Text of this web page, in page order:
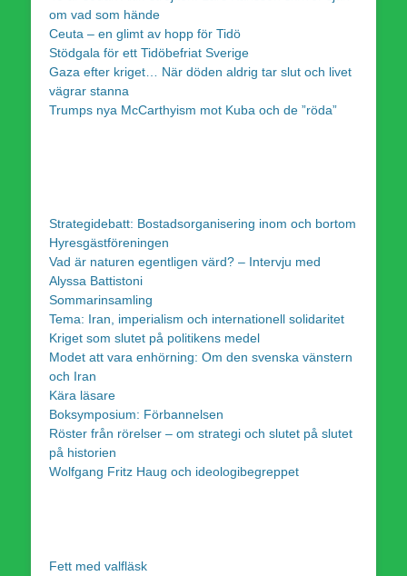
om vad som hände
Ceuta – en glimt av hopp för Tidö
Stödgala för ett Tidöbefriat Sverige
Gaza efter kriget… När döden aldrig tar slut och livet
vägrar stanna
Trumps nya McCarthyism mot Kuba och de ”röda”
Strategidebatt: Bostadsorganisering inom och bortom
Hyresgästföreningen
Vad är naturen egentligen värd? – Intervju med
Alyssa Battistoni
Sommarinsamling
Tema: Iran, imperialism och internationell solidaritet
Kriget som slutet på politikens medel
Modet att vara enhörning: Om den svenska vänstern
och Iran
Kära läsare
Boksymposium: Förbannelsen
Röster från rörelser – om strategi och slutet på slutet
på historien
Wolfgang Fritz Haug och ideologibegreppet
Fett med valfläsk